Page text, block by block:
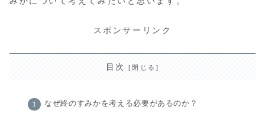
スポンサーリンク
目次
なぜ終のすみかを考える必要があるのか？